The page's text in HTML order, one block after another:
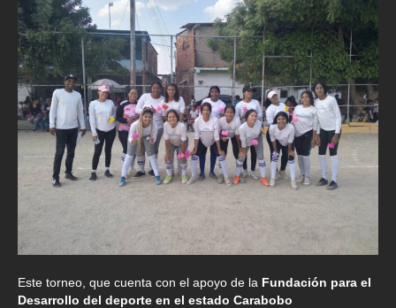
Este torneo, que cuenta con el apoyo de la Fundación para el
Desarrollo del deporte en el estado Carabobo